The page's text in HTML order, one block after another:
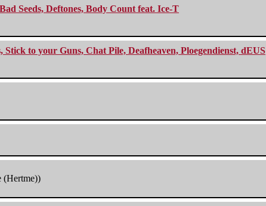
Seeds, Deftones, Body Count feat. Ice-T
to your Guns, Chat Pile, Deafheaven, Ploegendienst, dEUS
(Hertme))